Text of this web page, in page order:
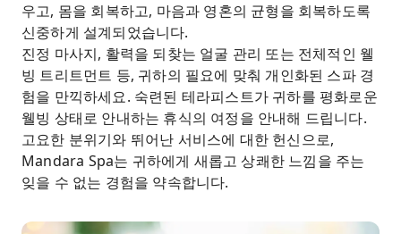
우고, 몸을 회복하고, 마음과 영혼의 균형을 회복하도록
신중하게 설계되었습니다.
진정 마사지, 활력을 되찾는 얼굴 관리 또는 전체적인 웰
빙 트리트먼트 등, 귀하의 필요에 맞춰 개인화된 스파 경
험을 만끽하세요. 숙련된 테라피스트가 귀하를 평화로운
웰빙 상태로 안내하는 휴식의 여정을 안내해 드립니다.
고요한 분위기와 뛰어난 서비스에 대한 헌신으로,
Mandara Spa는 귀하에게 새롭고 상쾌한 느낌을 주는
잊을 수 없는 경험을 약속합니다.